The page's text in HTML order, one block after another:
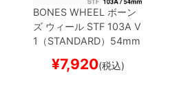
BONES WHEEL ボーン
ズ ウィール STF 103A V
1（STANDARD） 54mm
¥7,920(税込)